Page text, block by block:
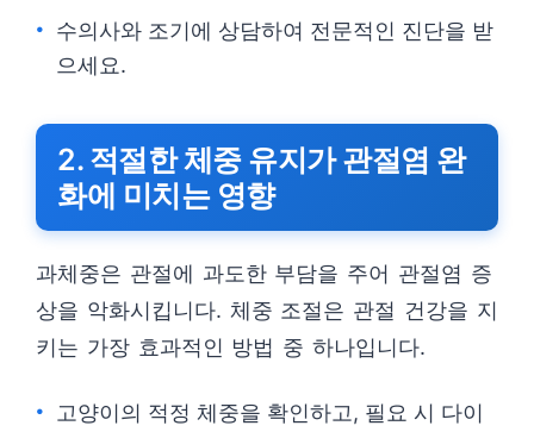
수의사와 조기에 상담하여 전문적인 진단을 받
으세요.
2. 적절한 체중 유지가 관절염 완
화에 미치는 영향
과체중은 관절에 과도한 부담을 주어 관절염 증
상을 악화시킵니다. 체중 조절은 관절 건강을 지
키는 가장 효과적인 방법 중 하나입니다.
고양이의 적정 체중을 확인하고, 필요 시 다이